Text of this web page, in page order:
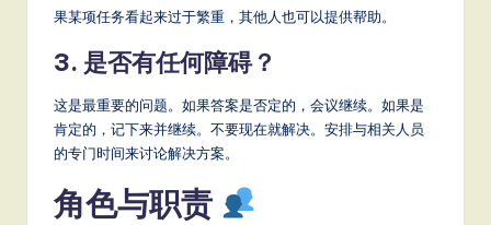
果某项任务看起来过于繁重，其他人也可以提供帮助。
3. 是否有任何障碍？
这是最重要的问题。如果答案是否定的，会议继续。如果是
肯定的，记下来并继续。不要现在就解决。安排与相关人员
的专门时间来讨论解决方案。
角色与职责